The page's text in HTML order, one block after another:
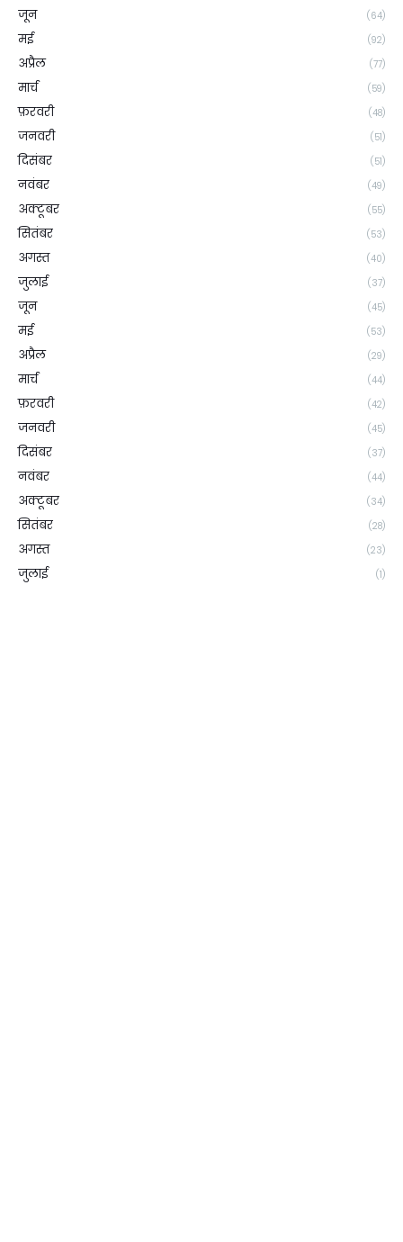
जून (64)
मई (92)
अप्रैल (77)
मार्च (59)
फ़रवरी (48)
जनवरी (51)
दिसंबर (51)
नवंबर (49)
अक्टूबर (55)
सितंबर (53)
अगस्त (40)
जुलाई (37)
जून (45)
मई (53)
अप्रैल (29)
मार्च (44)
फ़रवरी (42)
जनवरी (45)
दिसंबर (37)
नवंबर (44)
अक्टूबर (34)
सितंबर (28)
अगस्त (23)
जुलाई (1)